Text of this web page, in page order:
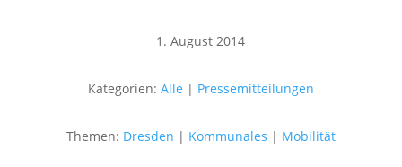
1. August 2014
Kategorien: Alle | Pressemitteilungen
Themen: Dresden | Kommunales | Mobilität